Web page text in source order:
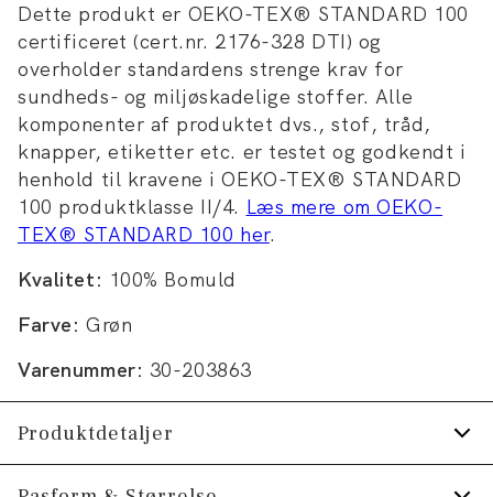
Dette produkt er OEKO-TEX® STANDARD 100
certificeret (cert.nr. 2176-328 DTI) og
overholder standardens strenge krav for
sundheds- og miljøskadelige stoffer. Alle
komponenter af produktet dvs., stof, tråd,
knapper, etiketter etc. er testet og godkendt i
henhold til kravene i OEKO-TEX® STANDARD
100 produktklasse II/4. Læs mere om OEKO-
TEX® STANDARD 100 her.
Kvalitet: 100% Bomuld
Farve: Grøn
Varenummer: 30-203863
Produktdetaljer